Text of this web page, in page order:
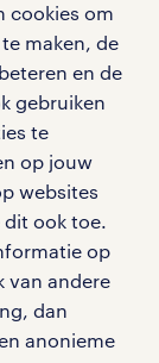
cookies om
maken, de
en de
gebruiken
te
op jouw
websites
dit ook toe.
op
van andere
dan
anonieme